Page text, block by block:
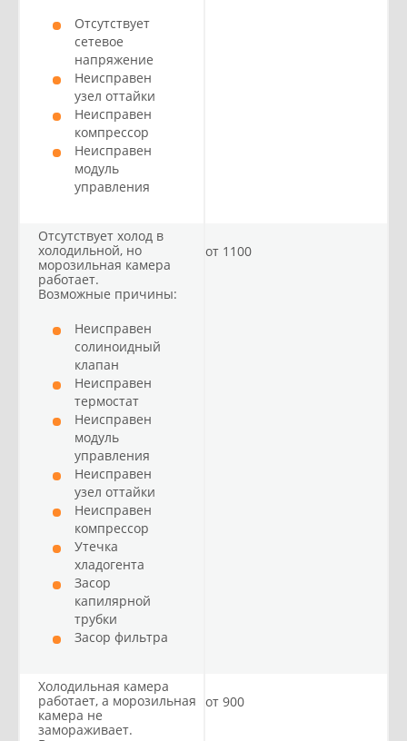
Отсутствует
сетевое
напряжение
Неисправен
узел оттайки
Неисправен
компрессор
Неисправен
модуль
управления
Отсутствует холод в
холодильной, но
морозильная камера
работает.
Возможные причины:
Неисправен
солиноидный
клапан
Неисправен
термостат
Неисправен
модуль
управления
Неисправен
узел оттайки
Неисправен
компрессор
Утечка
хладогента
Засор
капилярной
трубки
Засор фильтра
от 1100
Холодильная камера
работает, а морозильная
камера не
замораживает.
от 900